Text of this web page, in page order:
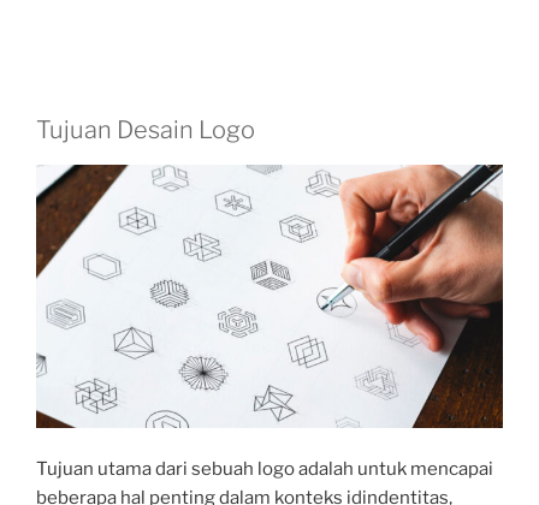
Tujuan Desain Logo
Tujuan utama dari sebuah logo adalah untuk mencapai
beberapa hal penting dalam konteks idindentitas,